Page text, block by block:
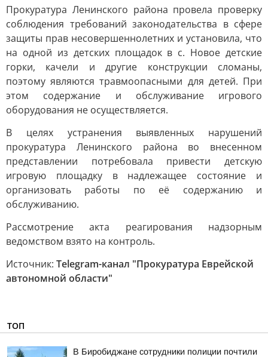
Прокуратура Ленинского района провела проверку
соблюдения требований законодательства в сфере
защиты прав несовершеннолетних и установила, что
на одной из детских площадок в с. Новое детские
горки, качели и другие конструкции сломаны,
поэтому являются травмоопасными для детей. При
этом содержание и обслуживание игрового
оборудования не осуществляется.
В целях устранения выявленных нарушений
прокуратура Ленинского района во внесенном
представлении потребовала привести детскую
игровую площадку в надлежащее состояние и
организовать работы по её содержанию и
обслуживанию.
Рассмотрение акта реагирования надзорным
ведомством взято на контроль.
Источник: Telegram-канал "Прокуратура Еврейской
автономной области"
ТОП
В Биробиджане сотрудники полиции почтили